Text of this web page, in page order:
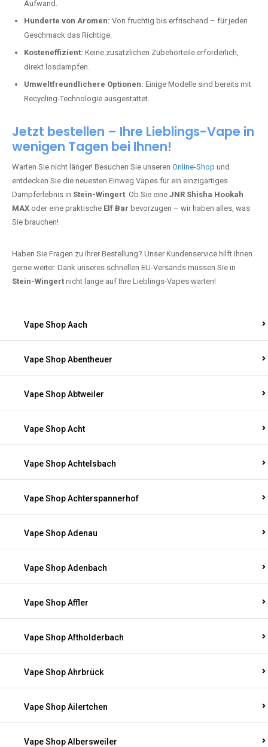
Aufwand.
Hunderte von Aromen: Von fruchtig bis erfrischend – für jeden
Geschmack das Richtige.
Kosteneffizient: Keine zusätzlichen Zubehörteile erforderlich,
direkt losdampfen.
Umweltfreundlichere Optionen: Einige Modelle sind bereits mit
Recycling-Technologie ausgestattet.
Jetzt bestellen – Ihre Lieblings-Vape in
wenigen Tagen bei Ihnen!
Warten Sie nicht länger! Besuchen Sie unseren Online-Shop und
entdecken Sie die neuesten Einweg Vapes für ein einzigartiges
Dampferlebnis in Stein-Wingert. Ob Sie eine JNR Shisha Hookah
MAX oder eine praktische Elf Bar bevorzugen – wir haben alles, was
Sie brauchen!
Haben Sie Fragen zu Ihrer Bestellung? Unser Kundenservice hilft Ihnen
gerne weiter. Dank unseres schnellen EU-Versands müssen Sie in
Stein-Wingert nicht lange auf Ihre Lieblings-Vapes warten!
Vape Shop Aach
Vape Shop Abentheuer
Vape Shop Abtweiler
Vape Shop Acht
Vape Shop Achtelsbach
Vape Shop Achterspannerhof
Vape Shop Adenau
Vape Shop Adenbach
Vape Shop Affler
Vape Shop Aftholderbach
Vape Shop Ahrbrück
Vape Shop Ailertchen
Vape Shop Albersweiler